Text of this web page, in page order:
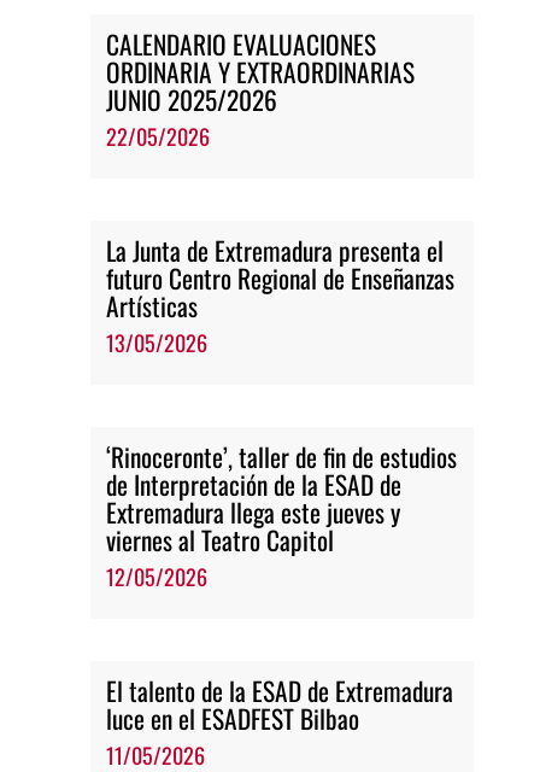
CALENDARIO EVALUACIONES
ORDINARIA Y EXTRAORDINARIAS
JUNIO 2025/2026
22/05/2026
La Junta de Extremadura presenta el
futuro Centro Regional de Enseñanzas
Artísticas
13/05/2026
‘Rinoceronte’, taller de fin de estudios
de Interpretación de la ESAD de
Extremadura llega este jueves y
viernes al Teatro Capitol
12/05/2026
El talento de la ESAD de Extremadura
luce en el ESADFEST Bilbao
11/05/2026